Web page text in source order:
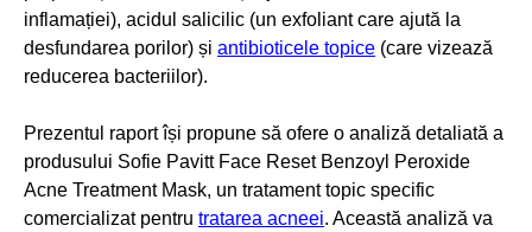
inflamației), acidul salicilic (un exfoliant care ajută la
desfundarea porilor) și antibioticele topice (care vizează
reducerea bacteriilor).
Prezentul raport își propune să ofere o analiză detaliată a
produsului Sofie Pavitt Face Reset Benzoyl Peroxide
Acne Treatment Mask, un tratament topic specific
comercializat pentru tratarea acneei. Această analiză va